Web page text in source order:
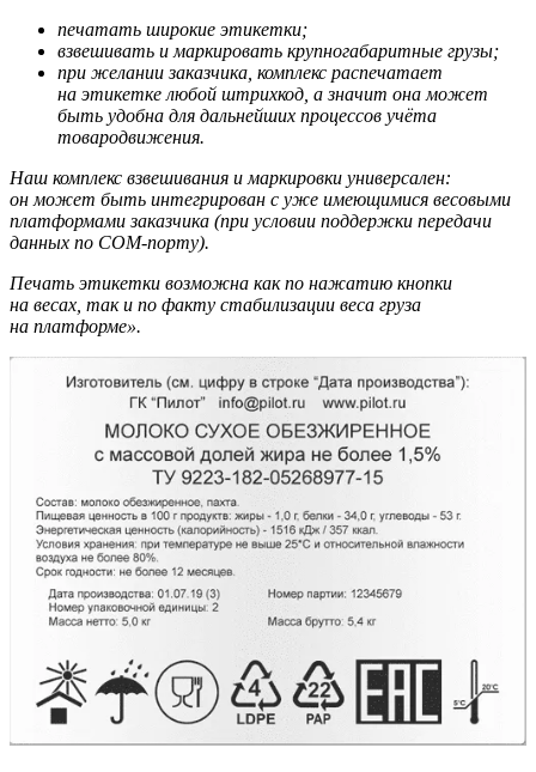
печатать широкие этикетки;
взвешивать и маркировать крупногабаритные грузы;
при желании заказчика, комплекс распечатает
на этикетке любой штрихкод, а значит она может
быть удобна для дальнейших процессов учёта
товародвижения.
Наш комплекс взвешивания и маркировки универсален:
он может быть интегрирован с уже имеющимися весовыми
платформами заказчика (при условии поддержки передачи
данных по COM-порту).
Печать этикетки возможна как по нажатию кнопки
на весах, так и по факту стабилизации веса груза
на платформе».